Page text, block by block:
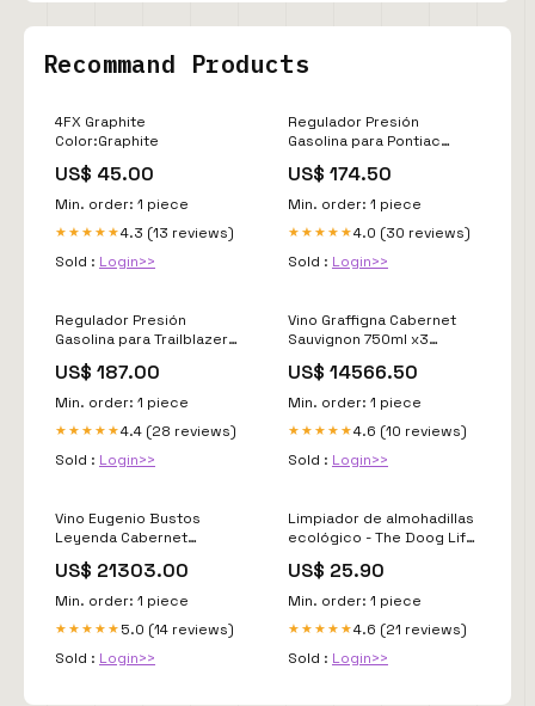
Recommand Products
4FX Graphite
Color:Graphite
US$ 45.00
Min. order: 1 piece
★★★★★4.3 (13 reviews)
Sold : Login>>
Regulador Presión
Gasolina para Pontiac
model_E250 Super Duty
US$ 174.50
Min. order: 1 piece
★★★★★4.0 (30 reviews)
Sold : Login>>
Regulador Presión
Gasolina para Trailblazer
model_Silverado 1500hd
US$ 187.00
Min. order: 1 piece
★★★★★4.4 (28 reviews)
Sold : Login>>
Vino Graffigna Cabernet
Sauvignon 750ml x3
MP337MaT Finca La Celia
US$ 14566.50
Min. order: 1 piece
★★★★★4.6 (10 reviews)
Sold : Login>>
Vino Eugenio Bustos
Leyenda Cabernet
SP367S
US$ 21303.00
Min. order: 1 piece
★★★★★ 5.0 (14 reviews)
Sold : Login>>
Limpiador de almohadillas
ecológico - The Doog Life
mascot
US$ 25.90
Min. order: 1 piece
★★★★★4.6 (21 reviews)
Sold : Login>>